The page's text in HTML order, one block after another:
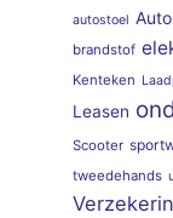
autostoel
brandstof
Kenteken
Leasen
Scooter
tweedehands